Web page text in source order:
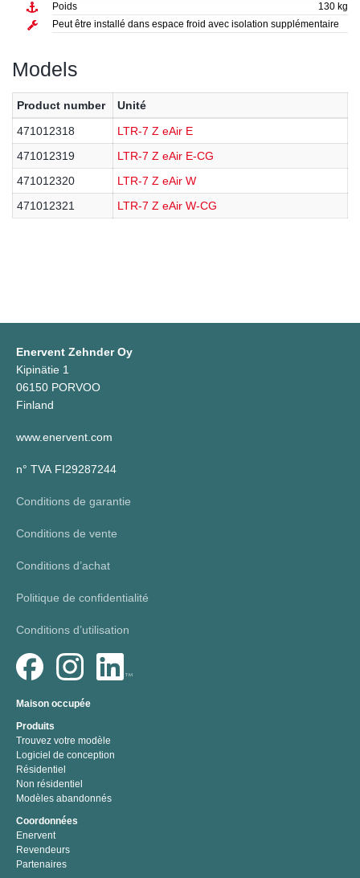
Poids
130 kg
Peut être installé dans espace froid avec isolation supplémentaire
Models
Product number
Unité
471012318
LTR-7 Z eAir E
471012319
LTR-7 Z eAir E-CG
471012320
LTR-7 Z eAir W
471012321
LTR-7 Z eAir W-CG
Enervent Zehnder Oy
Kipinätie 1
06150 PORVOO
Finland
www.enervent.com
n° TVA FI29287244
Conditions de garantie
Conditions de vente
Conditions d’achat
Politique de confidentialité
Conditions d’utilisation
Maison occupée
Produits
Trouvez votre modèle
Logiciel de conception
Résidentiel
Non résidentiel
Modèles abandonnés
Coordonnées
Enervent
Revendeurs
Partenaires